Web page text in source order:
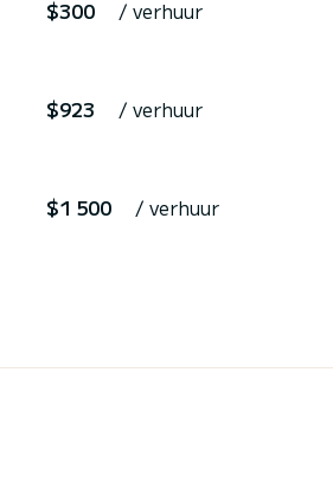
$300 / verhuur
$923 / verhuur
$1 500 / verhuur